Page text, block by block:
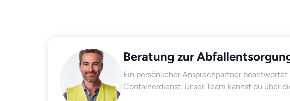
Beratung zur
Ein persönlicher Ansprechpartner
Containerdienst. Unser Team kannst du über